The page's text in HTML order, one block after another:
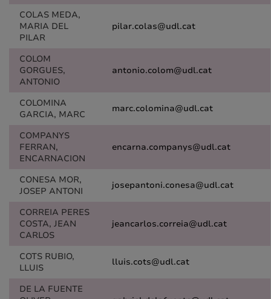
COLAS MEDA,
MARIA DEL
PILAR
pilar.colas@udl.cat
COLOM
GORGUES,
ANTONIO
antonio.colom@udl.cat
COLOMINA
GARCIA, MARC
marc.colomina@udl.cat
COMPANYS
FERRAN,
ENCARNACION
encarna.companys@udl.cat
CONESA MOR,
JOSEP ANTONI
josepantoni.conesa@udl.cat
CORREIA PERES
COSTA, JEAN
CARLOS
jeancarlos.correia@udl.cat
COTS RUBIO,
LLUIS
lluis.cots@udl.cat
DE LA FUENTE